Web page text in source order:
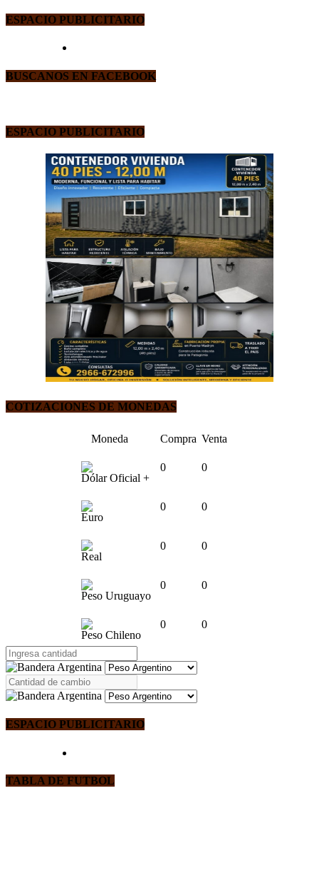
ESPACIO PUBLICITARIO
BUSCANOS EN FACEBOOK
ESPACIO PUBLICITARIO
COTIZACIONES DE MONEDAS
Moneda Compra Venta
Dólar Oficial +
0 0
Euro
0 0
Real
0 0
Peso Uruguayo
0 0
Peso Chileno
0 0
ESPACIO PUBLICITARIO
TABLA DE FUTBOL